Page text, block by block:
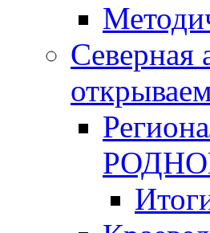
Северная